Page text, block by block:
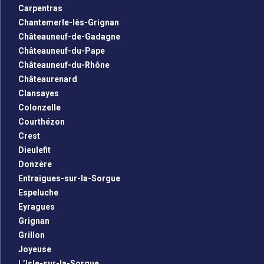
Carpentras
Chantemerle-lès-Grignan
Châteauneuf-de-Gadagne
Châteauneuf-du-Pape
Châteauneuf-du-Rhône
Châteaurenard
Clansayes
Colonzelle
Courthézon
Crest
Dieulefit
Donzère
Entraigues-sur-la-Sorgue
Espeluche
Eyragues
Grignan
Grillon
Joyeuse